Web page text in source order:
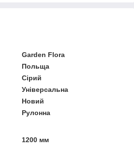
Garden Flora
Польща
Сірий
Універсальна
Новий
Рулонна
1200 мм